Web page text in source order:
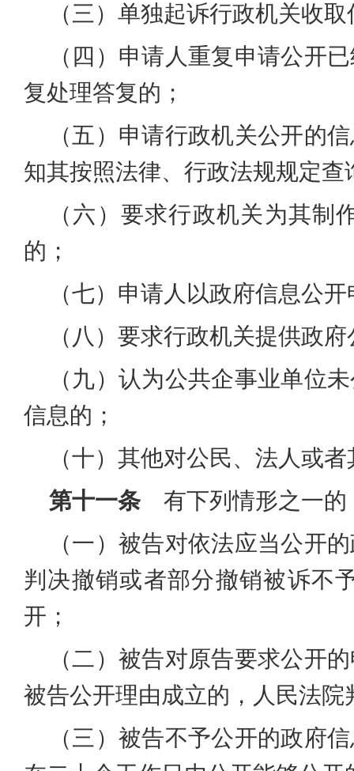
（三）单独起诉行政机关收
（四）申请人重复申请公开
复处理答复的；
（五）申请行政机关公开的
知其按照法律、行政法规规定查
（六）要求行政机关为其
的；
（七）申请人以政府信息公
（八）要求行政机关提供政
（九）认为公共企事业单位
信息的；
（十）其他对公民、法人或
第十一条 有下列情形之一的
（一）被告对依法应当公开
判决撤销或者部分撤销被诉不
开；
（二）被告对原告要求公开
被告公开理由成立的，人民法
（三）被告不予公开的政府